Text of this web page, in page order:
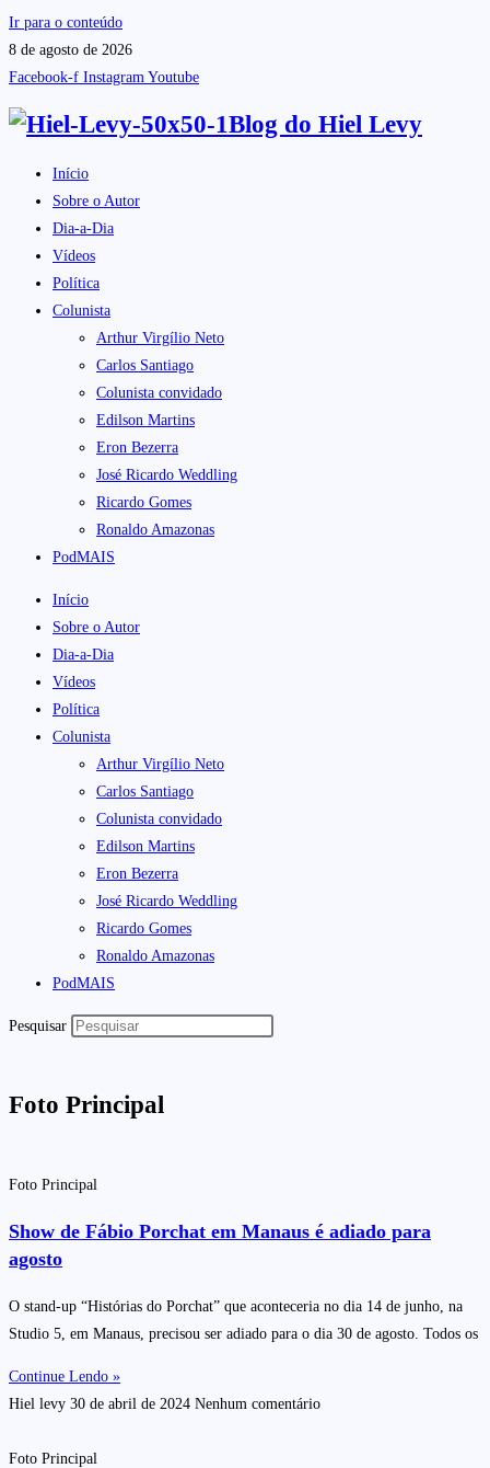
Ir para o conteúdo
8 de agosto de 2026
Facebook-f Instagram Youtube
Blog do Hiel Levy
Início
Sobre o Autor
Dia-a-Dia
Vídeos
Política
Colunista
Arthur Virgílio Neto
Carlos Santiago
Colunista convidado
Edilson Martins
Eron Bezerra
José Ricardo Weddling
Ricardo Gomes
Ronaldo Amazonas
PodMAIS
Início
Sobre o Autor
Dia-a-Dia
Vídeos
Política
Colunista
Arthur Virgílio Neto
Carlos Santiago
Colunista convidado
Edilson Martins
Eron Bezerra
José Ricardo Weddling
Ricardo Gomes
Ronaldo Amazonas
PodMAIS
Pesquisar
Foto Principal
Foto Principal
Show de Fábio Porchat em Manaus é adiado para
agosto
O stand-up “Histórias do Porchat” que aconteceria no dia 14 de junho, na
Studio 5, em Manaus, precisou ser adiado para o dia 30 de agosto. Todos os
Continue Lendo »
Hiel levy 30 de abril de 2024 Nenhum comentário
Foto Principal